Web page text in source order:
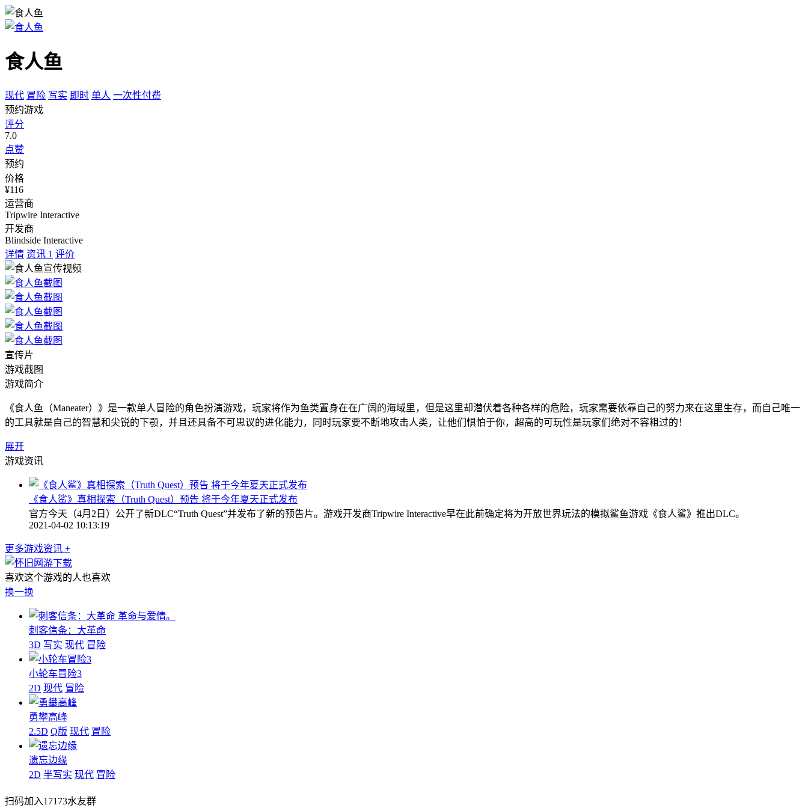
食人鱼
现代 冒险 写实 即时 单人 一次性付费
预约游戏
评分
7.0
点赞
预约
价格
¥116
运营商
Tripwire Interactive
开发商
Blindside Interactive
详情 资讯 1 评价
宣传片
游戏截图
游戏简介
《食人鱼（Maneater）》是一款单人冒险的角色扮演游戏，玩家将作为鱼类置身在在广阔的海域里，但是这里却潜伏着各种各样的危险，玩家需要依靠自己的努力来在这里生存，而自己唯一
的工具就是自己的智慧和尖锐的下颚，并且还具备不可思议的进化能力，同时玩家要不断地攻击人类，让他们惧怕于你，超高的可玩性是玩家们绝对不容粗过的！
展开
游戏资讯
《食人鲨》真相探索（Truth Quest）预告 将于今年夏天正式发布
官方今天（4月2日）公开了新DLC“Truth Quest”并发布了新的预告片。游戏开发商Tripwire Interactive早在此前确定将为开放世界玩法的模拟鲨鱼游戏《食人鲨》推出DLC。
2021-04-02 10:13:19
更多游戏资讯 +
喜欢这个游戏的人也喜欢
换一换
革命与爱情。
刺客信条：大革命
3D 写实 现代 冒险
小轮车冒险3
2D 现代 冒险
勇攀高峰
2.5D Q版 现代 冒险
遗忘边缘
2D 半写实 现代 冒险
扫码加入17173水友群